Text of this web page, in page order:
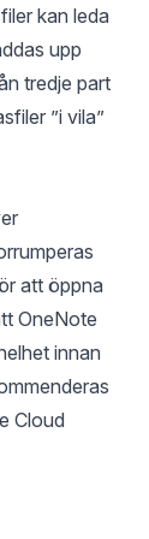
kan leda
upp
tredje part
”i vila”
att öppna
OneNote
innan
Cloud